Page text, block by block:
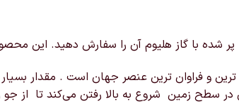
یا پر شده با گاز هلیوم آن را سفارش دهید.
و فراوان‌ ترین عنصر جهان است . مقدار
در سطح زمین شروع به بالا رفتن می‌کند تا از